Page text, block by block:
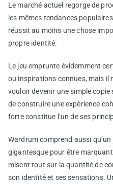
Le marché actuel regorge de
les mêmes tendances
réussit au moins une chose
propre identité.
Le jeu emprunte évidemment
ou inspirations connues, mais il
vouloir devenir une simple
de construire une expérience
forte constitue l’un de ses
Wardrum comprend aussi qu’un
gigantesque pour être
misent tout sur la quantité de
son identité et ses sensations.